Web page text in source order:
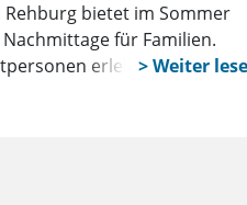
Rehburg bietet im Sommer
für Familien.
erleben